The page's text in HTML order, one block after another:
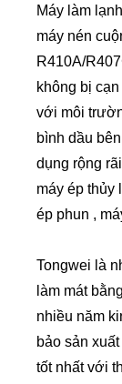
Máy làm
máy nén
R410A/
không bị
với môi
bình dầu
dụng rộng
máy ép thủy
ép phun ,
Tongwei là
làm mát
nhiều năm
bảo sản
tốt nhất với